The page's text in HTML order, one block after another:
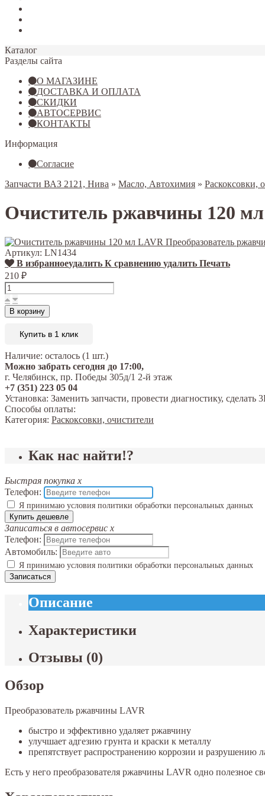
Каталог
Разделы сайта
О МАГАЗИНЕ
ДОСТАВКА И ОПЛАТА
СКИДКИ
АВТОСЕРВИС
КОНТАКТЫ
Информация
Согласие
Запчасти ВАЗ 2121, Нива » Масло, Автохимия » Раскоксовки,
Очиститель ржавчины 120
Артикул: LN1434
В избранноеудалить К сравнению удалить Печать
210 ₽
В корзину
Купить в 1 клик
Наличие: осталось (1 шт.)
Можно забрать сегодня до 17:00,
г. Челябинск, пр. Победы 305д/1 2-й этаж
+7 (351) 223 05 04
Установка: Заменить запчасти, провести диагностику,
Способы оплаты:
Категория: Раскоксовки, очистители
Как нас найти!?
Быстрая покупка x
Телефон:
Я принимаю условия политики обработки персональных данных
Купить дешевле
Записаться в автосервис x
Телефон:
Автомобиль:
Я принимаю условия политики обработки персональных данных
Записаться
Описание
Характеристики
Отзывы (0)
Обзор
Преобразователь ржавчины LAVR
быстро и эффективно удаляет ржавчину
улучшает адгезию грунта и краски к металлу
препятствует распространению коррозии и разрушению
Есть у него преобразователя ржавчины LAVR одно полезное